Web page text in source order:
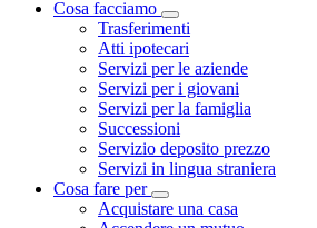
Cosa facciamo
Visualizza menù di
Trasferimenti
Atti ipotecari
Servizi per le aziende
Servizi per i giovani
Servizi per la famiglia
Successioni
Servizio deposito prezzo
Servizi in lingua straniera
Cosa fare per
Visualizza menù di
Acquistare una casa